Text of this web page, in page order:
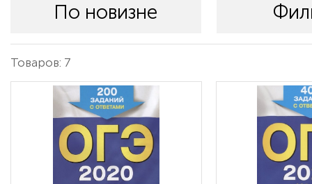
По новизне
Товаров: 7